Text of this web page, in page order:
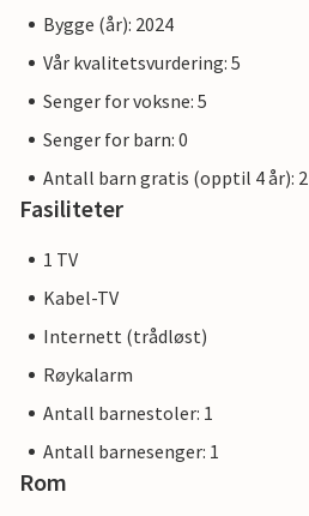
Bygge (år): 2024
Vår kvalitetsvurdering: 5
Senger for voksne: 5
Senger for barn: 0
Antall barn gratis (opptil 4 år): 2
Fasiliteter
1 TV
Kabel-TV
Internett (trådløst)
Røykalarm
Antall barnestoler: 1
Antall barnesenger: 1
Rom